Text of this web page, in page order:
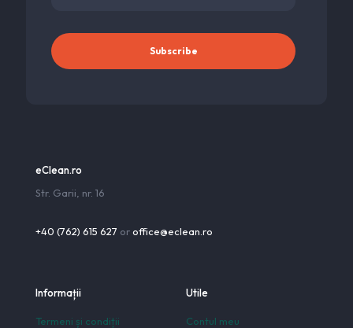
eClean.ro
Str. Garii, nr. 16
+40 (762) 615 627 oroffice@eclean.ro
Informații
Termeni și condiții
Utile
Contul meu